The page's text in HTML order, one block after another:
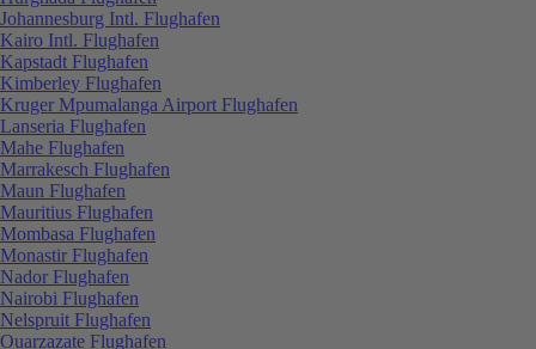
Johannesburg Intl. Flughafen
Kairo Intl. Flughafen
Kapstadt Flughafen
Kimberley Flughafen
Kruger Mpumalanga Airport Flughafen
Lanseria Flughafen
Mahe Flughafen
Marrakesch Flughafen
Maun Flughafen
Mauritius Flughafen
Mombasa Flughafen
Monastir Flughafen
Nador Flughafen
Nairobi Flughafen
Nelspruit Flughafen
Ouarzazate Flughafen